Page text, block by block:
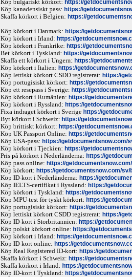
Köp bulgariskt körkort: https://
Köp kanadensiskt pass: https://
Skaffa körkort i Belgien: https://
Köp körkort i Danmark: https://
Köp körkort i Irland: https://
Köp körkort i Frankrike: https://
Bet körkort i Tyskland: https://
Skaffa ett körkort i Ungern: https://
Köp körkort i Italien: https://
Köp lettiskt körkort CSDD registrerat: https://
Köp portugisiskt körkort: https://
Köp ett resepass i Sverige: https://
Köp körkort i Rumänien: https://
Köp körkort i Ryssland: https://
Fixa indraget körkort i Sverige https://
Byt körkort i Schweiz: https://
Köp brittiskt körkort: https://
Köp UK Passport Online: https://
Köp USA-pass: https://getdocumentsnow.com/
Köp körkort i Tjeckien: https://
Pris på körkort i Nederländerna: https://
Köp pass online: https://
Köp körkort: https://getdocumentsnow.com/
Köp ID-kort i Nederländerna: https://
Köp IELTS-certifikat i Ryssland: https://
Köp körkort i Tyskland: https://
Köp MPU-test för tyskt körkort: https://
Köp portugisiskt körkort: https://
Köp lettiskt körkort CSDD registrerat: https://
Köp ID-kort i Storbritannien: https://
Köp polskt körkort online: https://
Köp körkort i Irland: https://
Köp ID-kort online: https://
Köp Real Registered ID-kort: https://
Skaffa körkort i Schweiz: https://
Skaffa körkort i Irland: https://
Köp ID-kort i Tyskland: https://